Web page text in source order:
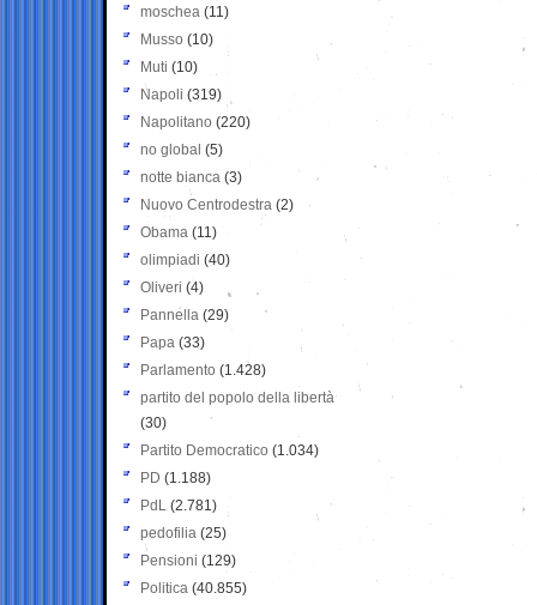
moschea (11)
Musso (10)
Muti (10)
Napoli (319)
Napolitano (220)
no global (5)
notte bianca (3)
Nuovo Centrodestra (2)
Obama (11)
olimpiadi (40)
Oliveri (4)
Pannella (29)
Papa (33)
Parlamento (1.428)
partito del popolo della libertà
(30)
Partito Democratico (1.034)
PD (1.188)
PdL (2.781)
pedofilia (25)
Pensioni (129)
Politica (40.855)